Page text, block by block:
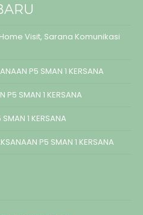
Visit, Sarana Komunikasi
P5 SMAN 1 KERSANA
P5 SMAN 1 KERSANA
1 KERSANA
P5 SMAN 1 KERSANA